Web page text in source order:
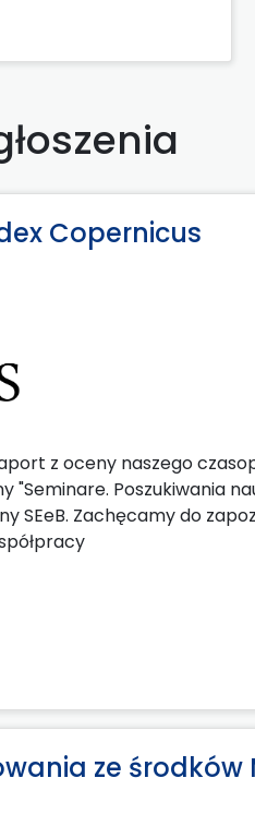
Copernicus
z oceny naszego
Poszukiwania
SEeB. Zachęcamy do
ze środków